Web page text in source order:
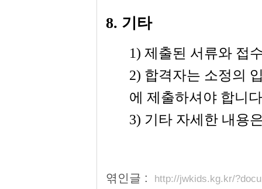
8. 기타
1) 제출된 서류와 접
2) 합격자는 소정의
에 제출하셔야 합니다
3) 기타 자세한 내용
엮인글 : http://jwkids.kg.kr/